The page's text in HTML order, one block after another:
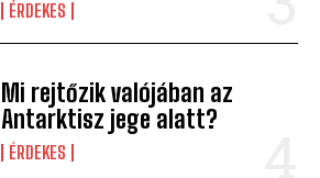
ÉRDEKES
Mi rejtőzik valójában az
Antarktisz jege alatt?
ÉRDEKES